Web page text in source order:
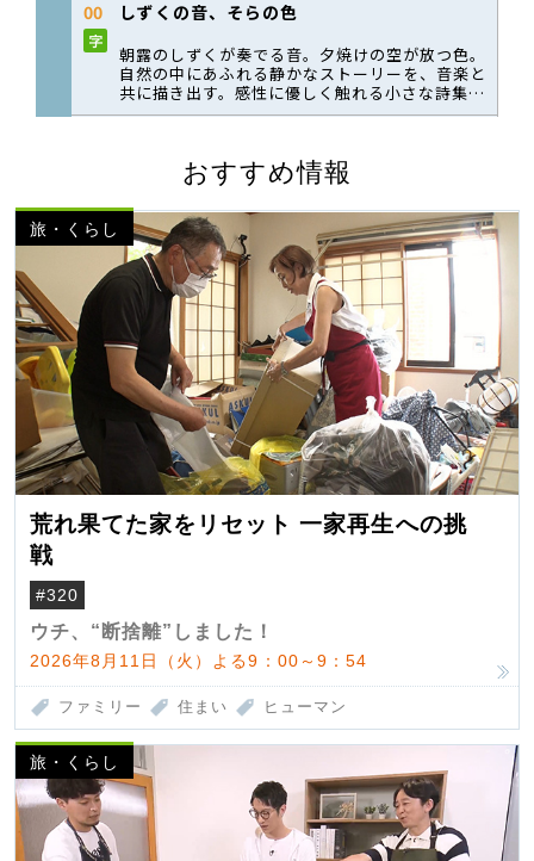
おすすめ情報
旅・くらし
荒れ果てた家をリセット 一家再生への挑
戦
#320
ウチ、“断捨離”しました！
2026年8月11日（火）よる9：00～9：54
ファミリー 住まい ヒューマン
旅・くらし